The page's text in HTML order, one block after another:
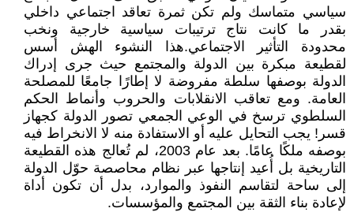
سياسي متماسك ولم تكن ثمرة تعاقد اجتماعي داخلي
بقدر ما كانت نتاج ترتيبات سياسية خارجية ونخب
محدودة التأثير الاجتماعي.هذا النشوء الهش أسس
لقطيعة مبكرة بين الدولة والمجتمع حيث جرى إدراك
الدولة بوصفها سلطة مفروضة لا إطارًا جامعًا للمصلحة
العامة. ومع تعاقب الانقلابات والحروب وأنماط الحكم
السلطوي ترسخ في الوعي الجمعي تصور الدولة كجهاز
قسر! يجب التحايل عليه أو الاستفادة منه لا الانخراط فيه
بوصفه ملكًا عامًا. بعد عام 2003، لم تُعالج هذه القطيعة
التاريخية بل أُعيد إنتاجها عبر نظام محاصصة حوّل الدولة
إلى ساحة لتقاسم النفوذ والموارد، بدل أن تكون أداة
لإعادة بناء الثقة بين المجتمع والمؤسسات.